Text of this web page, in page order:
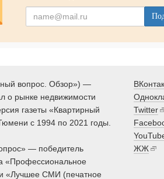
вопрос. Обзор») —
о рынке недвижимости
газеты «Квартирный
с 1994 по 2021 годы.
— победитель
«Профессиональное
«Лучшее СМИ (печатное
Twitter
ЖЖ